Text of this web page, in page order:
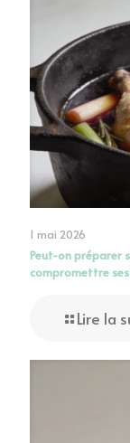
1 mai 2026
Peut-on préparer
compromettre ses
Lire la